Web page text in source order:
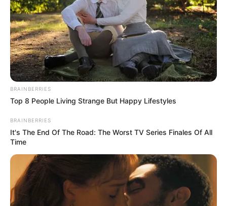
Blog by Day
Os modelos tradicionais são unanimidade. Quem
ganha como presente adora e quem faz sempre
consegue vender.
linhas mescladas e também pode decorar com
apliques e flores de crochê. Confira algumas
BRAINBERRIES
Top 8 People Living Strange But Happy Lifestyles
BRAINBERRIES
It's The End Of The Road: The Worst TV Series Finales Of All
Time